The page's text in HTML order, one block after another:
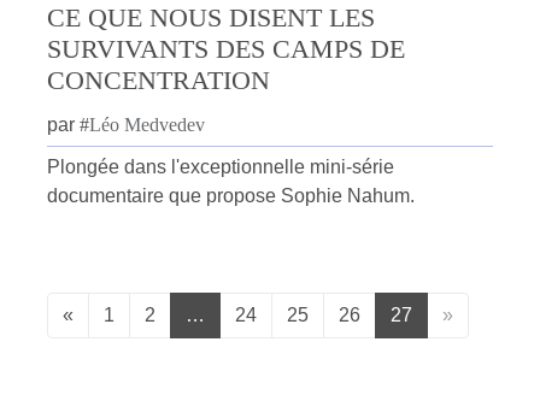
CE QUE NOUS DISENT LES
SURVIVANTS DES CAMPS DE
CONCENTRATION
par #Léo Medvedev
Plongée dans l'exceptionnelle mini-série
documentaire que propose Sophie Nahum.
« 1 2 … 24 25 26 27 »